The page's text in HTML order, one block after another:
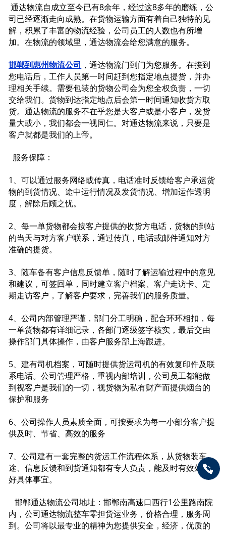
通达物流自成立至今已有8余年，经过这8多年的磨练，公
司已经逐渐走向成熟。在货物运输方面有着自己独特的见
解，积累了丰富的物流经验，公司员工的人数也有所增
加。在物流的领域里，通达物流会给您满意的服务。
邯郸到惠州物流公司 ，通达物流门到门为您服务。在接到
您电话后，工作人员第一时间赶到您指定地点提货，并办
理相关手续。需要包装的货物公司会为您全权负责，一切
交给我们。货物到达指定地点后会第一时间通知收货方取
货。通达物流的服务不在乎您是大客户或是小客户，发货
量大或小，我们都会一视同仁。对通达物流来说，只要是
客户就都是我们的上帝。
服务保障：
1、可以通过服务网络或传真，电话准时反馈给客户承运货
物的到货情况、途中运行情况及发货情况、增加运作透明
度，解除后顾之忧。
2、每一单货物都会按客户提供的收货方电话，货物的到站
的当天与对方客户联系，通过传真，电话或邮件通知对方
准确的提货。
3、随车备有客户信息反馈单，随时了解运输过程中的意见
和建议，可签回单，同时建立客户档案、客户走访卡、定
期走访客户，了解客户要求，完善我们的服务质量。
4、公司内部管理严谨，部门分工明确，配合环环相扣，每
一单货物都有详细记录，各部门逐级签字核实，最后交由
操作部门具体操作，由客户服务部上海跟进。
5、建有司机档案，可随时提供货运司机的有效复印件及联
系电话。公司管理严格，重视内部培训，公司员工都能做
到视客户是我们的一切，视货物为私有财产而提供烟台的
保护和服务
6、公司操作人员素质全面，可按要求为每一小部分客户提
供及时、节省、高效的服务
7、公司建有一套完整的货运工作流程体系，从货物装车、
途、信息反馈和到货通知都有专人负责，能及时有效处理
好具体事宜。
邯郸通达物流公司地址：邯郸南高速口西行1公里路南院
内，公司通达物流整车零担货运业务，价格合理，服务周
到。公司将以最专业的精神为您提供安全，经济，优质的